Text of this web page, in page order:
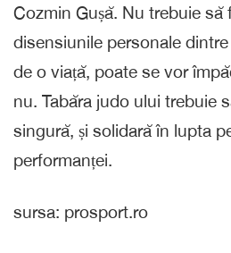
Cozmin Gușă. Nu trebuie să
disensiunile personale
de o viață, poate se vor
nu. Tabăra judo ului trebuie
singură, și solidară în lupta
performanței.
sursa: prosport.ro